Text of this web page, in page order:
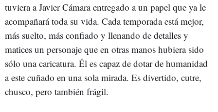
tuviera a Javier Cámara entregado a un papel que ya le
acompañará toda su vida. Cada temporada está mejor,
más suelto, más confiado y llenando de detalles y
matices un personaje que en otras manos hubiera sido
sólo una caricatura. Él es capaz de dotar de humanidad
a este cuñado en una sola mirada. Es divertido, cutre,
chusco, pero también frágil.